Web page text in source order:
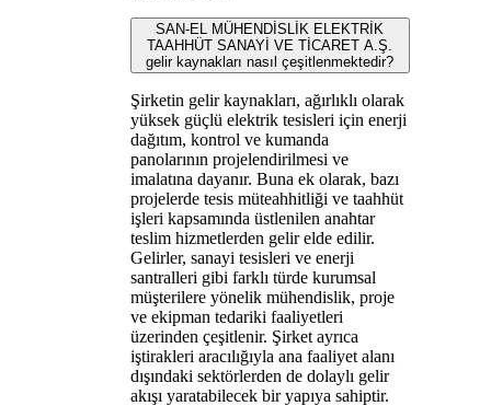
SAN-EL MÜHENDİSLİK ELEKTRİK
TAAHHÜT SANAYİ VE TİCARET A.Ş.
gelir kaynakları nasıl çeşitlenmektedir?
Şirketin gelir kaynakları, ağırlıklı olarak
yüksek güçlü elektrik tesisleri için enerji
dağıtım, kontrol ve kumanda
panolarının projelendirilmesi ve
imalatına dayanır. Buna ek olarak, bazı
projelerde tesis müteahhitliği ve taahhüt
işleri kapsamında üstlenilen anahtar
teslim hizmetlerden gelir elde edilir.
Gelirler, sanayi tesisleri ve enerji
santralleri gibi farklı türde kurumsal
müşterilere yönelik mühendislik, proje
ve ekipman tedariki faaliyetleri
üzerinden çeşitlenir. Şirket ayrıca
iştirakleri aracılığıyla ana faaliyet alanı
dışındaki sektörlerden de dolaylı gelir
akışı yaratabilecek bir yapıya sahiptir.